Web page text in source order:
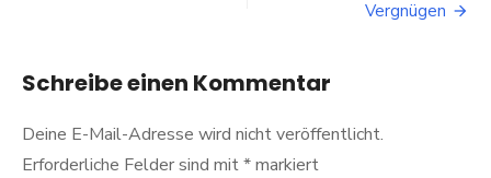
Zeit
verbringen
Vergnügen
Schreibe einen Kommentar
Deine E-Mail-Adresse wird nicht veröffentlicht.
Erforderliche Felder sind mit*markiert